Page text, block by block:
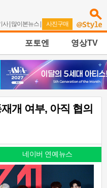
사| 많이본뉴스 | 사진구매
포토엔 영상TV
개 여부, 아직 협의
네이버 연예뉴스